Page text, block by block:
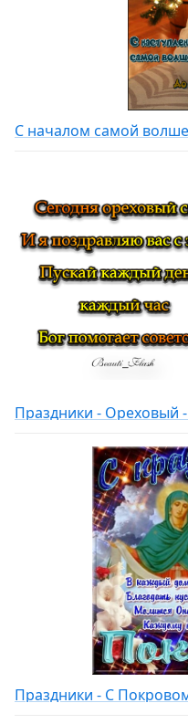
С началом самой
Праздники - Ореховый
Праздники - С